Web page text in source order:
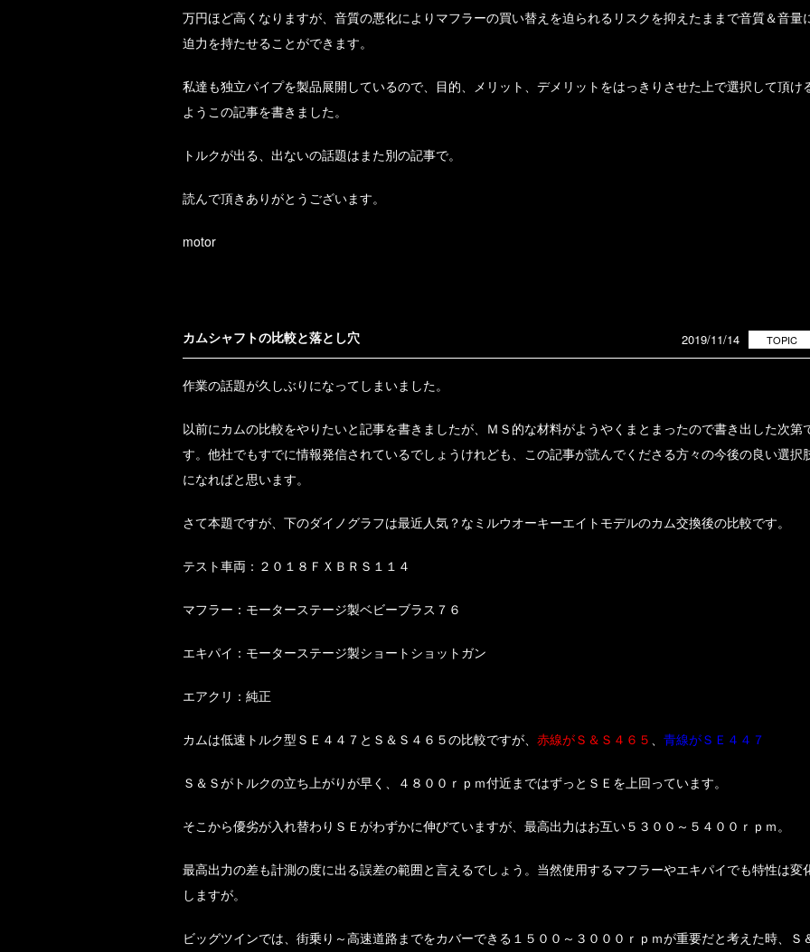
万円ほど高くなりますが、音質の悪化によりマフラーの買い替えを迫られるリスクを抑えたままで音質＆音量
迫力を持たせることができます。
私達も独立パイプを製品展開しているので、目的、メリット、デメリットをはっきりさせた上で選択して頂け
ようこの記事を書きました。
トルクが出る、出ないの話題はまた別の記事で。
読んで頂きありがとうございます。
motor
カムシャフトの比較と落とし穴 TOPIC
2019/11/14
作業の話題が久しぶりになってしまいました。
以前にカムの比較をやりたいと記事を書きましたが、ＭＳ的な材料がようやくまとまったので書き出した次第
す。他社でもすでに情報発信されているでしょうけれども、この記事が読んでくださる方々の今後の良い選択
になればと思います。
さて本題ですが、下のダイノグラフは最近人気？なミルウオーキーエイトモデルのカム交換後の比較です。
テスト車両：２０１８ＦＸＢＲＳ１１４
マフラー：モーターステージ製ベビーブラス７６
エキパイ：モーターステージ製ショートショットガン
エアクリ：純正
カムは低速トルク型ＳＥ４４７とＳ＆Ｓ４６５の比較ですが、 赤線がＳ＆Ｓ４６５ 青線がＳＥ４４７
Ｓ＆Ｓがトルクの立ち上がりが早く、４８００ｒｐｍ付近まではずっとＳＥを上回っています。
そこから優劣が入れ替わりＳＥがわずかに伸びていますが、最高出力はお互い５３００～５４００ｒｐｍ。
最高出力の差も計測の度に出る誤差の範囲と言えるでしょう。当然使用するマフラーやエキパイでも特性は変
しますが。
ビッグツインでは、街乗り～高速道路までをカバーできる１５００～３０００ｒｐｍが重要だと考えた時、Ｓ